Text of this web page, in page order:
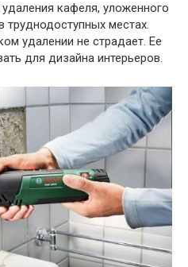
кафеля, уложенного
труднодоступных местах.
удалении не страдает. Ее
для дизайна интерьеров.